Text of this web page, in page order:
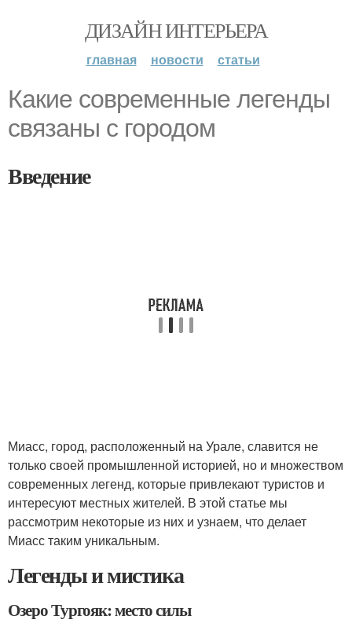
ДИЗАЙН ИНТЕРЬЕРА
главная новости статьи
Какие современные легенды
связаны с городом
Введение
Миасс, город, расположенный на Урале, славится не
только своей промышленной историей, но и множеством
современных легенд, которые привлекают туристов и
интересуют местных жителей. В этой статье мы
рассмотрим некоторые из них и узнаем, что делает
Миасс таким уникальным.
Легенды и мистика
Озеро Тургояк: место силы